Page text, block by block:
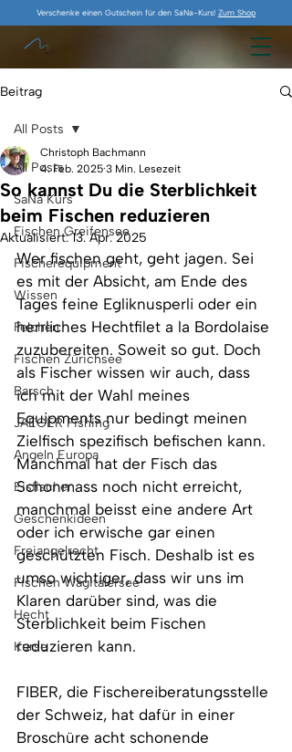
Verschenke einen Gutschein für den SaNa-Kurs! Zum Shop
Beitrag
All Posts
SaNa Kurs
Fischen Greifensee
Fischerequipment
Wissen
Felchen
Fischen Zürichsee
Barsch
JAEGER Fishing
Angeln Europa
Eisfischen
Geschenkideen
Freiangelrecht
Fischen Wägitalersee
Hecht
Kurse
All Posts
So kannst Du die Sterblichkeit
beim Fischen reduzieren
Christoph Bachmann
4. Feb. 2025 3 Min. Lesezeit
Aktualisiert:13. Apr. 2025
Wer fischen geht, geht jagen. Sei
es mit der Absicht, am Ende des
Tages feine Egliknusperli oder ein
herrliches Hechtfilet a la Bordolaise
zuzubereiten. Soweit so gut. Doch
als Fischer wissen wir auch, dass
ich mit der Wahl meines
Equipments nur bedingt meinen
Zielfisch spezifisch befischen kann.
Manchmal hat der Fisch das
Schonmass noch nicht erreicht,
manchmal beisst eine andere Art
oder ich erwische gar einen
geschützten Fisch. Deshalb ist es
umso wichtiger, dass wir uns im
Klaren darüber sind, was die
Sterblichkeit beim Fischen
reduzieren kann.
FIBER, die Fischereiberatungsstelle
der Schweiz, hat dafür in einer
Broschüre acht schonende